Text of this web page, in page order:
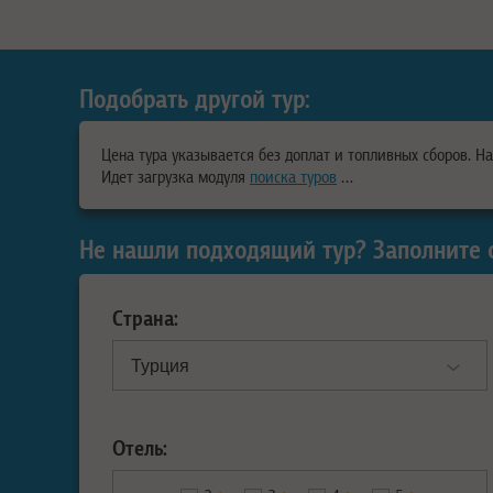
Подобрать другой тур:
Цена тура указывается без доплат и топливных сборов.
Идет загрузка модуля поиска туров …
Не нашли подходящий тур?
Страна:
Отель: